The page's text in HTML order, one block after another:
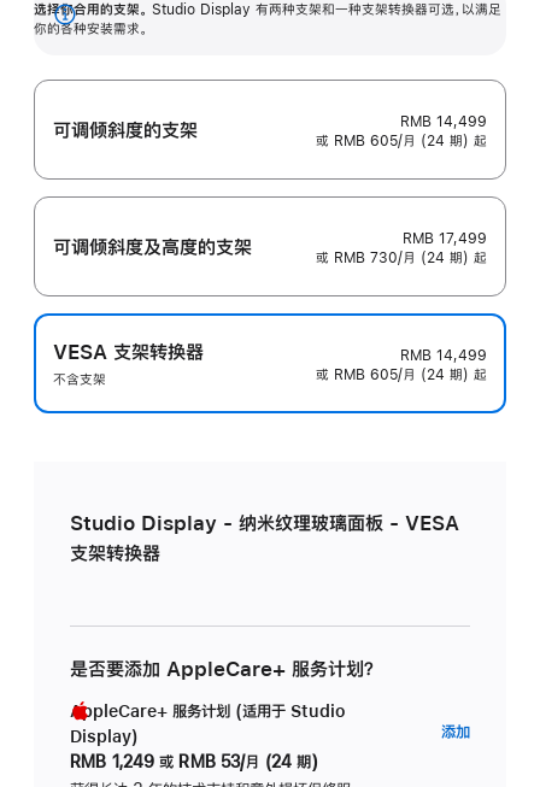
选择你合用的支架。 Studio Display 有两种支架和一种支架转换器可选，以满足
你的各种安装需求。
展
可调倾斜度的支架
RMB 14,499
或 RMB 605/月 (24 期) 起
可调倾斜度及高‍度的支‍架
RMB 17,499
或 RMB 730/月 (24 期) 起
VESA 支架转换器
不含支架
RMB 14,499
或 RMB 605/月 (24 期) 起
Studio Display - 纳米纹理玻璃面板 - VESA
支架转换器
是否要添加 AppleCare+ 服务计划？
AppleCare+ 服务计划 (适用于 Studio
Display)
RMB 1,249 或 RMB 53/月 (24 期)
添加